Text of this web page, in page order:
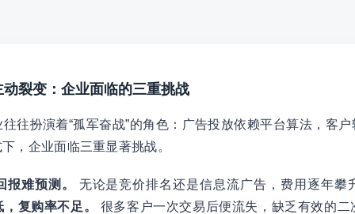
裂变：企业面临的三重挑战
往扮演着“孤军奋战”的角色：广告投放依赖平台算法，客
，企业面临三重显著挑战。
难预测。
无论是竞价排名还是信息流广告，费用逐年攀
复购率不足。
很多客户一次交易后便流失，缺乏有效的二